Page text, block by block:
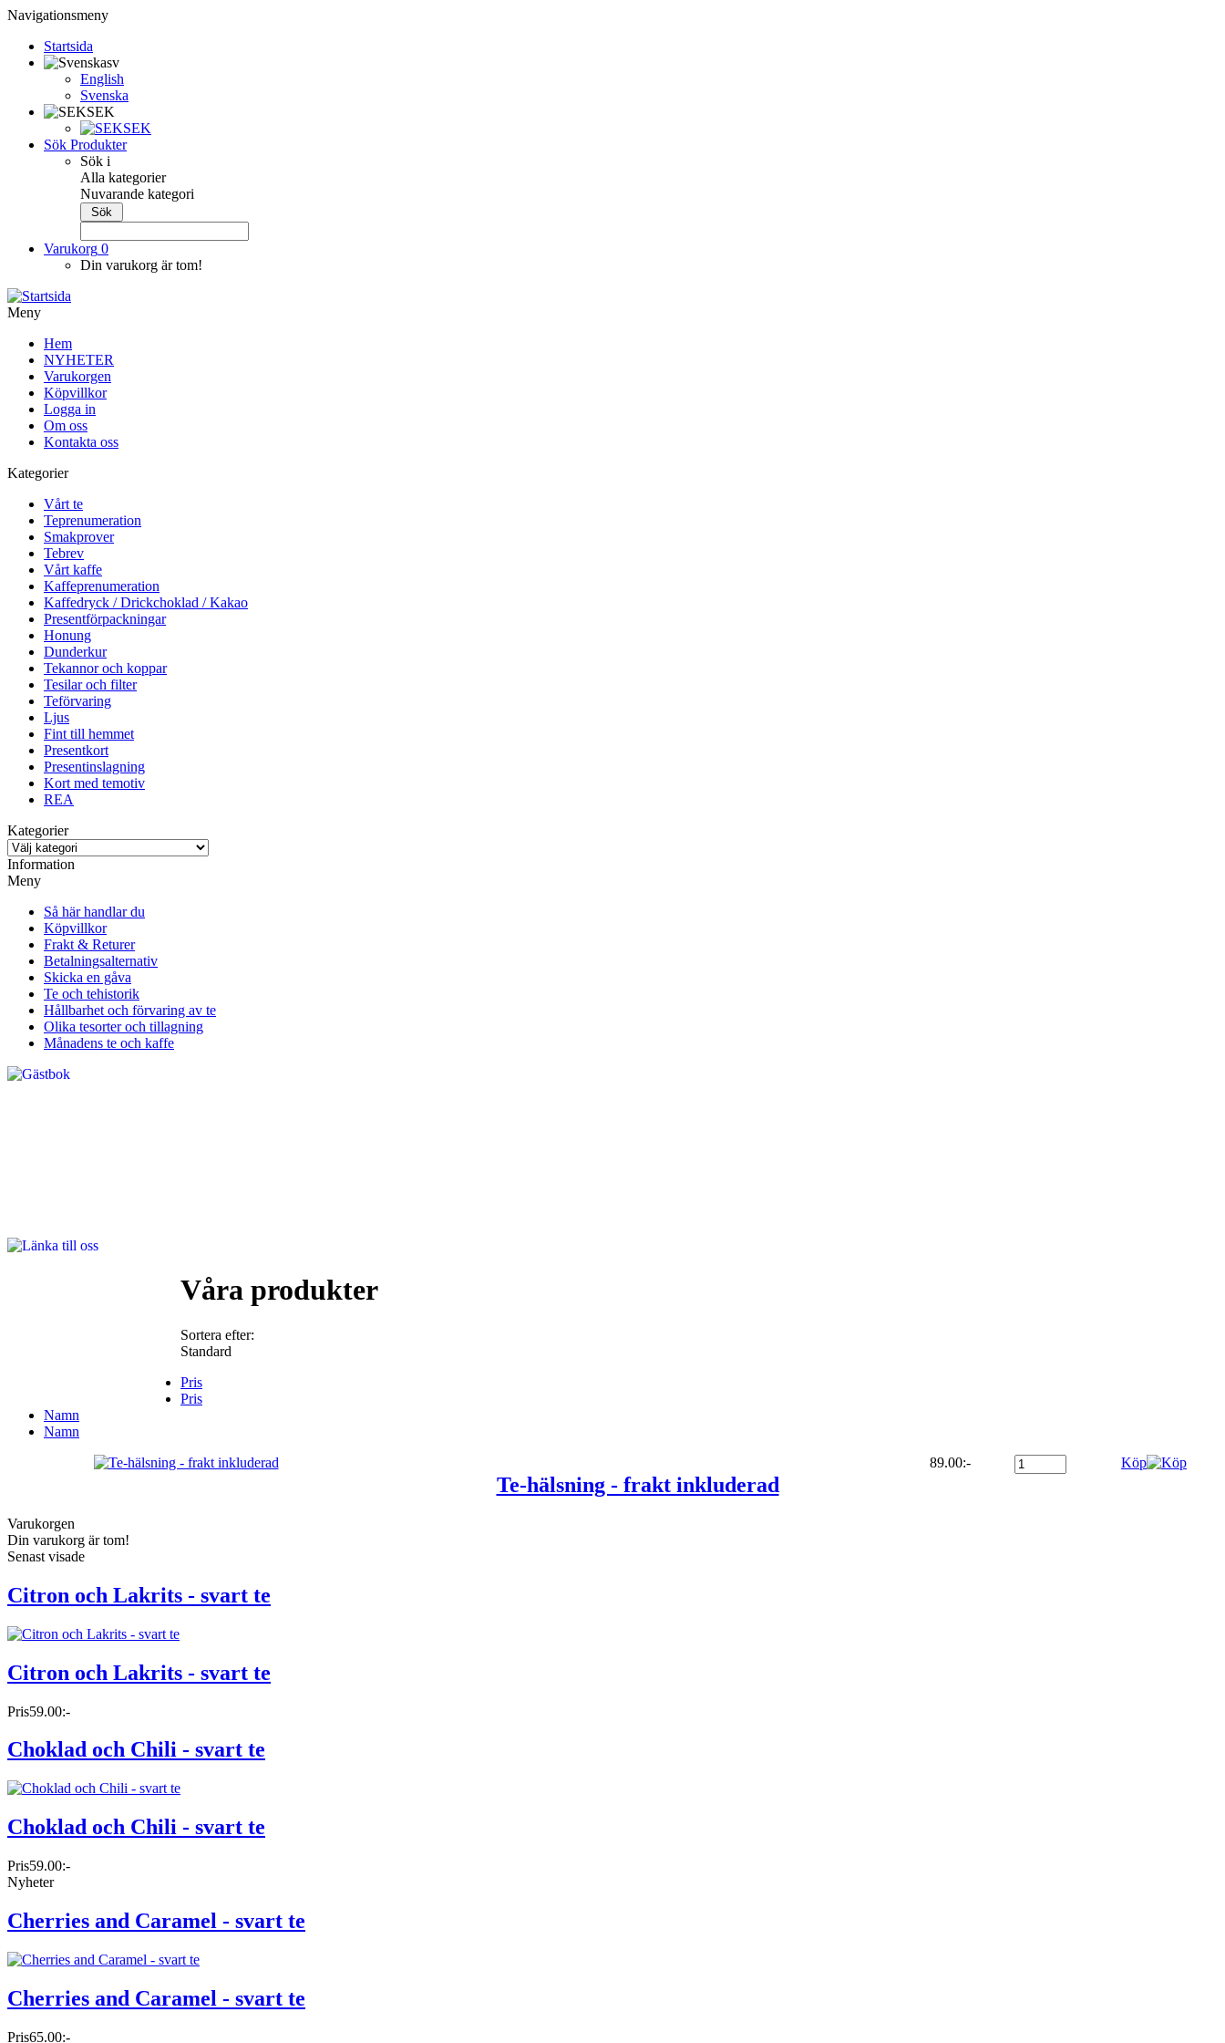
Navigationsmeny
Startsida
sv
English
Svenska
SEK
SEK
Sök Produkter
Sök i
Alla kategorier
Nuvarande kategori
Varukorg 0
Din varukorg är tom!
Meny
Hem
NYHETER
Varukorgen
Köpvillkor
Logga in
Om oss
Kontakta oss
Kategorier
Vårt te
Teprenumeration
Smakprover
Tebrev
Vårt kaffe
Kaffeprenumeration
Kaffedryck / Drickchoklad / Kakao
Presentförpackningar
Honung
Dunderkur
Tekannor och koppar
Tesilar och filter
Teförvaring
Ljus
Fint till hemmet
Presentkort
Presentinslagning
Kort med temotiv
REA
Kategorier
Information
Meny
Så här handlar du
Köpvillkor
Frakt & Returer
Betalningsalternativ
Skicka en gåva
Te och tehistorik
Hållbarhet och förvaring av te
Olika tesorter och tillagning
Månadens te och kaffe
Våra produkter
Sortera efter:
Standard
Pris
Pris
Namn
Namn
Te-hälsning - frakt inkluderad
89.00:- Köp
Varukorgen
Din varukorg är tom!
Senast visade
Citron och Lakrits - svart te
Citron och Lakrits - svart te
Pris59.00:-
Choklad och Chili - svart te
Choklad och Chili - svart te
Pris59.00:-
Nyheter
Cherries and Caramel - svart te
Cherries and Caramel - svart te
Pris65.00:-